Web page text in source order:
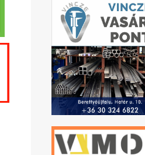
Keresés